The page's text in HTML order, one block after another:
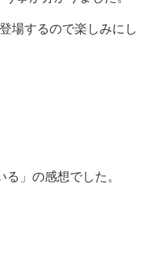
場するので楽しみにし
」の感想でした。